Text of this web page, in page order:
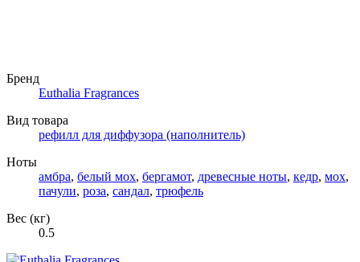
Бренд
Euthalia Fragrances
Вид товара
рефилл для диффузора (наполнитель)
Ноты
амбра, белый мох, бергамот, древесные ноты, кедр, мох,
пачули, роза, сандал, трюфель
Вес (кг)
0.5